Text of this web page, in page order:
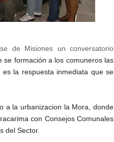
de Misiones un conversatorio
se formación a los comuneros las
la respuesta inmediata que se
a la urbanizacion la Mora, donde
con Consejos Comunales
del Sector.